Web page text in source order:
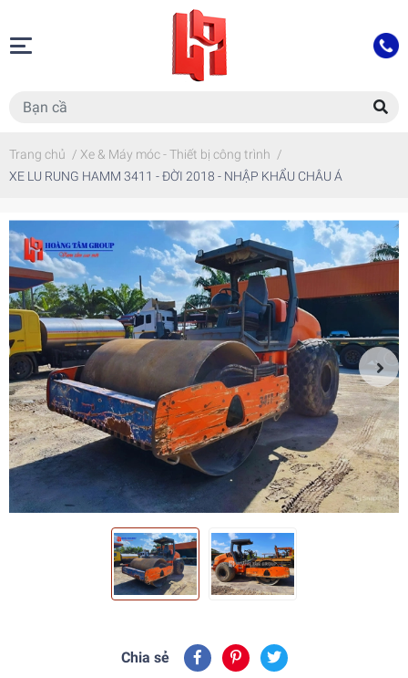
Trang chủ / Xe & Máy móc - Thiết bị công trình /
XE LU RUNG HAMM 3411 - ĐỜI 2018 - NHẬP KHẨU CHÂU Á
Chia sẻ